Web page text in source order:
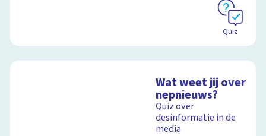
Quiz
Wat weet jij over
nepnieuws?
Quiz over
desinformatie in de
media